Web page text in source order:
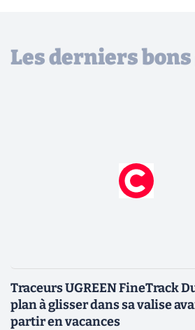
Les derniers
Traceurs UGREEN FineTrack
plan à glisser dans sa valise
partir en vacances